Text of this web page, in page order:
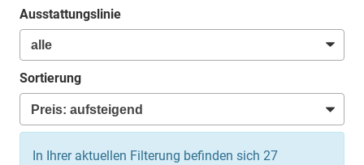
Ausstattungslinie
Sortierung
In Ihrer aktuellen Filterung befinden sich 27